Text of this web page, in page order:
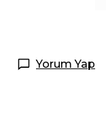
Yorum Yap